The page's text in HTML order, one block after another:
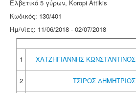
Ελβετικό 5 γύρων, Koropi Attikis
Κωδικός: 130/401
Ημ/νίες: 11/06/2018 - 02/07/2018
1
ΧΑΤΖΗΓΙΑΝΝΗΣ ΚΩΝΣΤΑΝΤΙΝΟΣ
2
ΤΣΙΡΟΣ ΔΗΜΗΤΡΙΟΣ